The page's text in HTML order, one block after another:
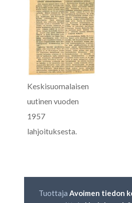
Keskisuomalaisen
uutinen vuoden
1957
lahjoituksesta.
Tuottaja Avoimen tiedon